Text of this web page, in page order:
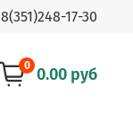
8(351)248-17-30
0 0.00 руб